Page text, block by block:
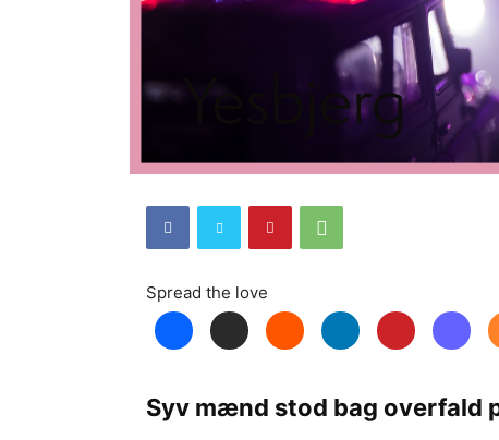
Spread the love
​Syv mænd stod bag overfald